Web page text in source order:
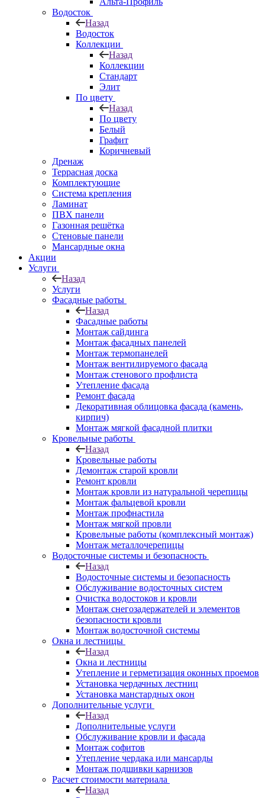
Водосток
Назад
Водосток
Коллекции
Назад
Коллекции
Стандарт
Элит
По цвету
Назад
По цвету
Белый
Графит
Коричневый
Дренаж
Террасная доска
Комплектующие
Система крепления
Ламинат
ПВХ панели
Газонная решётка
Стеновые панели
Мансардные окна
Акции
Услуги
Назад
Услуги
Фасадные работы
Назад
Фасадные работы
Монтаж сайдинга
Монтаж фасадных панелей
Монтаж термопанелей
Монтаж вентилируемого фасада
Монтаж стенового профлиста
Утепление фасада
Ремонт фасада
Декоративная облицовка фасада (камень,
кирпич)
Монтаж мягкой фасадной плитки
Кровельные работы
Назад
Кровельные работы
Демонтаж старой кровли
Ремонт кровли
Монтаж кровли из натуральной черепицы
Монтаж фальцевой кровли
Монтаж профнастила
Монтаж мягкой провли
Кровельные работы (комплексный монтаж)
Монтаж металлочерепицы
Водосточные системы и безопасность
Назад
Водосточные системы и безопасность
Обслуживание водосточных систем
Очистка водостоков и кровли
Монтаж снегозадержателей и элементов
безопасности кровли
Монтаж водосточной системы
Окна и лестницы
Назад
Окна и лестницы
Утепление и герметизация оконных проемов
Установка чердачных лестниц
Установка манстардных окон
Дополнительные услуги
Назад
Дополнительные услуги
Обслуживание кровли и фасада
Монтаж софитов
Утепление чердака или мансарды
Монтаж подшивки карнизов
Расчет стоимости материала
Назад